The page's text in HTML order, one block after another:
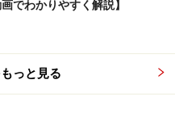
でわかりやすく解説】
っと見る